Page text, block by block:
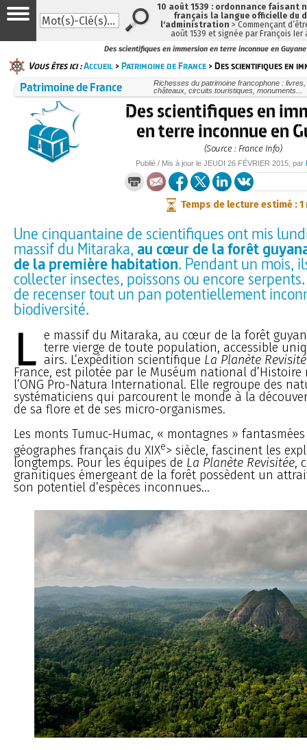
Des scientifiques en immersion en terre inconnue en Guyane
Vous êtes ici :Accueil >Patrimoine de France > Des scientifiques en
Patrimoine de France
Richesses du patrimoine francophone :
châteaux, circuits touristiques, monuments...
Des scientifiques en
en terre inconnue en
(Source : France Info)
Publié / Mis à jour le JEUDI 26 FÉVRIER 2015 , par
Temps de lecture estimé : 1
Une cinquantaine de scientifiques ont mis
massif du Mitaraka,au cœur de la forêt
de la première habitation. Pendant un mois,
collecter insectes, poissons ou encore
de recenser tout un pan potentiellement
biodiversité.
L e massif du Mitaraka, au cœur de la forêt
terre vierge de toute population, accessible
airs. L’expédition scientifique La Planète
France, est pilotée par le Muséum national
l’ONG Pro-Natura International. Elle regroupe des
systématiciens qui parcourent le monde à la
de sa flore et de ses micro-organismes.
Les monts Tumuc-Humac, « montagnes »
géographes français du XIXe> siècle, fascinent les
longtemps. Pour les équipes de La Planète Revisitée,
granitiques émergeant de la forêt possèdent un
son potentiel d’espèces inconnues…
10 août 1539 : ordonnance faisant
français la langue officielle du
l'administration > Commençant
août 1539 et signée par François